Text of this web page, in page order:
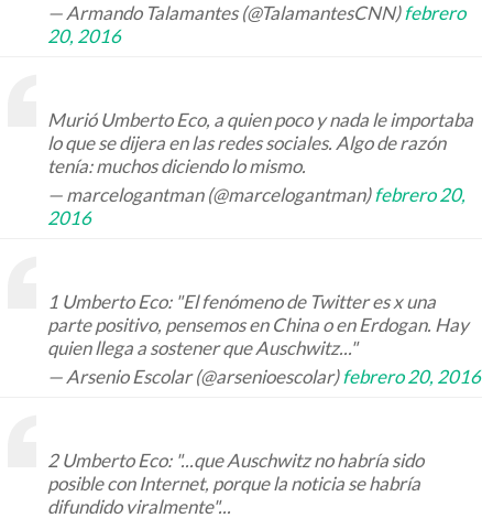
— Armando Talamantes (@TalamantesCNN) febrero
20, 2016
Murió Umberto Eco, a quien poco y nada le importaba
lo que se dijera en las redes sociales. Algo de razón
tenía: muchos diciendo lo mismo.
— marcelogantman (@marcelogantman) febrero 20,
2016
1 Umberto Eco: "El fenómeno de Twitter es x una
parte positivo, pensemos en China o en Erdogan. Hay
quien llega a sostener que Auschwitz..."
— Arsenio Escolar (@arsenioescolar) febrero 20, 2016
2 Umberto Eco: "...que Auschwitz no habría sido
posible con Internet, porque la noticia se habría
difundido viralmente"...